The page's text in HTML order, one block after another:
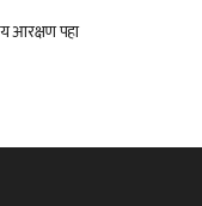
आरक्षण पहा